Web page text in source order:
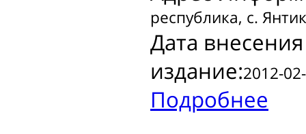
республика, с.
Дата
издание:2012-
Подробнее